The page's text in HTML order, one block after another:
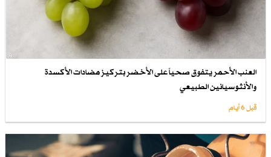
العنب الأحمر يتفوق صحياً على الأخضر بتركيز مضادات الأكسدة
والأنثوسيانين الطبيعي
قبل 6 أيام